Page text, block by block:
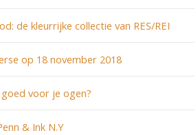
de kleurrijke collectie van RES/REI
op 18 november 2018
voor je ogen?
& Ink N.Y